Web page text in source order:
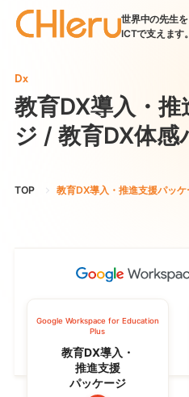
世界中の先生を
ICTで支えます。
Dx
教育DX導入・
ジ / 教育DX体感
TOP 教育DX導入・推進支援パッ
Google Workspace for Education
Plus
教育DX導入・
推進支援
パッケージ